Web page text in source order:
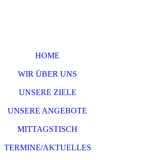
HOME
WIR ÜBER UNS
UNSERE ZIELE
UNSERE ANGEBOTE
MITTAGSTISCH
TERMINE/AKTUELLES